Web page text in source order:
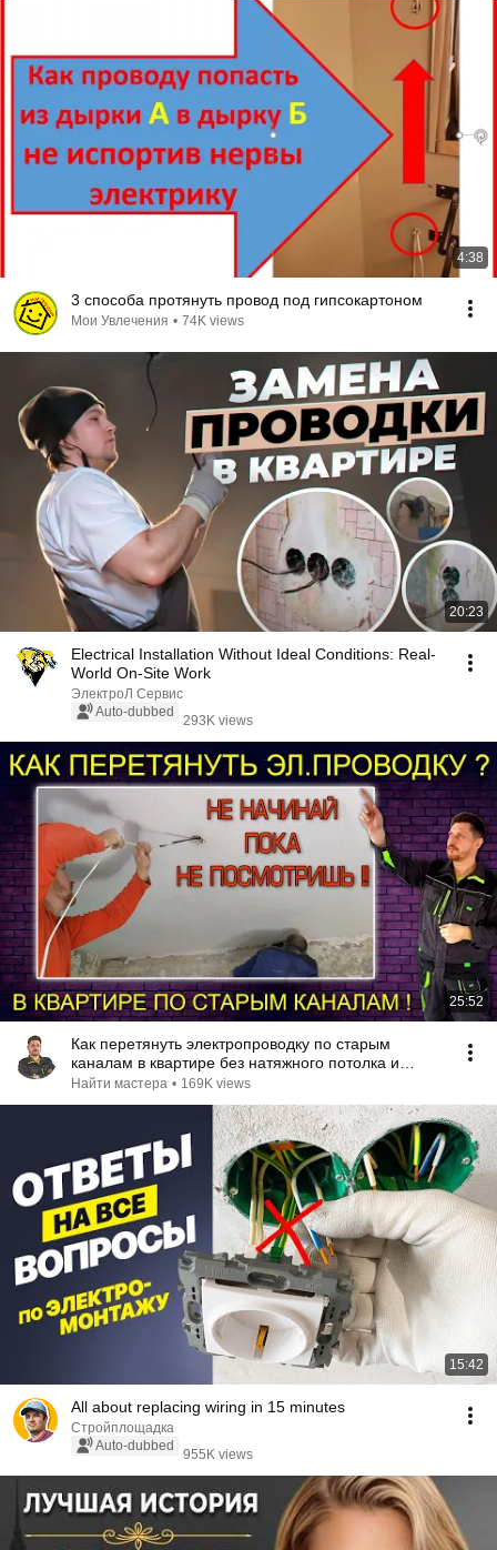
4:38
3 способа протянуть провод под гипсокартоном
Мои Увлечения • 74K views
20:23
Electrical Installation Without Ideal Conditions: Real-
World On-Site Work
ЭлектроЛ Сервис
Auto-dubbed
293K views
25:52
Как перетянуть электропроводку по старым
каналам в квартире без натяжного потолка и
стяжки.
Найти мастера • 169K views
15:42
All about replacing wiring in 15 minutes
Стройплощадка
Auto-dubbed
955K views